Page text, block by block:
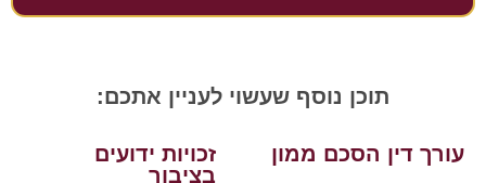
תוכן נוסף שעשוי לעניין אתכם:
עורך דין הסכם ממון
זכויות ידועים
בציבור